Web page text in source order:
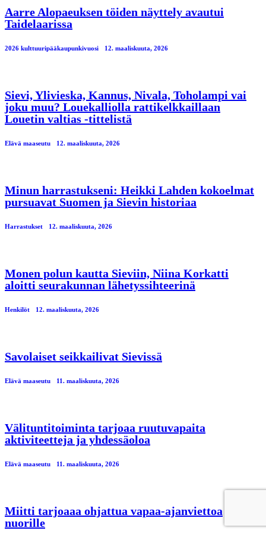
Aarre Alopaeuksen töiden näyttely avautui
Taidelaarissa
2026 kulttuuripääkaupunkivuosi 12. maaliskuuta, 2026
Sievi, Ylivieska, Kannus, Nivala, Toholampi vai
joku muu? Louekalliolla rattikelkkaillaan
Louetin valtias -tittelistä
Elävä maaseutu 12. maaliskuuta, 2026
Minun harrastukseni: Heikki Lahden kokoelmat
pursuavat Suomen ja Sievin historiaa
Harrastukset 12. maaliskuuta, 2026
Monen polun kautta Sieviin, Niina Korkatti
aloitti seurakunnan lähetyssihteerinä
Henkilöt 12. maaliskuuta, 2026
Savolaiset seikkailivat Sievissä
Elävä maaseutu 11. maaliskuuta, 2026
Välituntitoiminta tarjoaa ruutuvapaita
aktiviteetteja ja yhdessäoloa
Elävä maaseutu 11. maaliskuuta, 2026
Miitti tarjoaaa ohjattua vapaa-ajanviettoa
nuorille